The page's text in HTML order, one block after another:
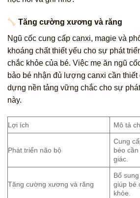
Tăng cường xương và răng
Ngũ cốc cung cấp canxi, magie và
khoáng chất thiết yếu cho sự phát
chắc khỏe của bé. Việc mẹ ăn ngũ
bảo bé nhận đủ lượng canxi cần
dựng nền tảng vững chắc cho sự
này.
Lợi ích Mô tả
Phát triển não bộ
Cung
béo
giác.
Tăng cường xương và răng
Bổ
giúp bé
khỏe.